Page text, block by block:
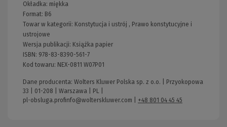
Okładka: miękka
Format: B6
Towar w kategorii: Konstytucja i ustrój , Prawo konstytucyjne i
ustrojowe
Wersja publikacji: Książka papier
ISBN: 978-83-8390-561-7
Kod towaru: NEX-0811 W07P01
Dane producenta: Wolters Kluwer Polska sp. z o.o. | Przyokopowa
33 | 01-208 | Warszawa | PL |
pl-obsluga.profinfo@wolterskluwer.com
+48 801 04 45 45